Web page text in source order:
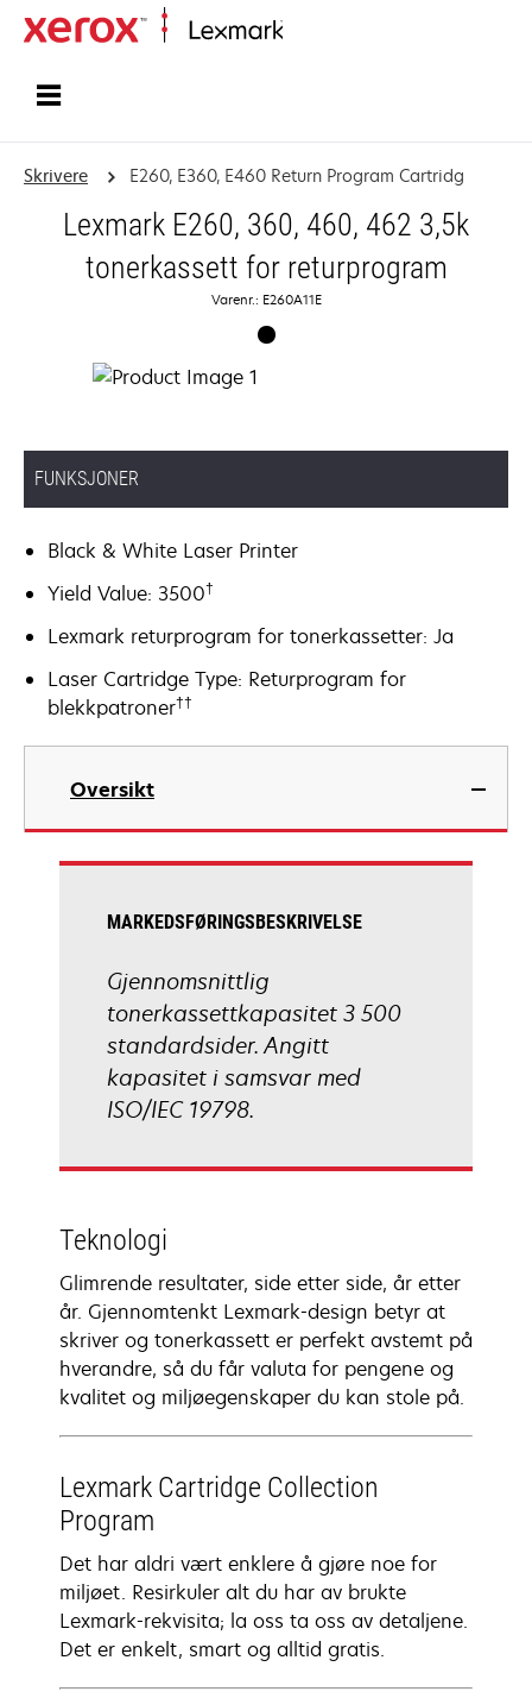
Skrivere E260, E360, E460 Return Program Cartridg
Lexmark E260, 360, 460, 462 3,5k
tonerkassett for returprogram
Varenr.: E260A11E
FUNKSJONER
Black & White Laser Printer
Yield Value: 3500†
Lexmark returprogram for tonerkassetter: Ja
Laser Cartridge Type: Returprogram for
blekkpatroner††
Oversikt
MARKEDSFØRINGSBESKRIVELSE
Gjennomsnittlig
tonerkassettkapasitet 3 500
standardsider. Angitt
kapasitet i samsvar med
ISO/IEC 19798.
Teknologi
Glimrende resultater, side etter side, år etter
år. Gjennomtenkt Lexmark-design betyr at
skriver og tonerkassett er perfekt avstemt på
hverandre, så du får valuta for pengene og
kvalitet og miljøegenskaper du kan stole på.
Lexmark Cartridge Collection
Program
Det har aldri vært enklere å gjøre noe for
miljøet. Resirkuler alt du har av brukte
Lexmark-rekvisita; la oss ta oss av detaljene.
Det er enkelt, smart og alltid gratis.